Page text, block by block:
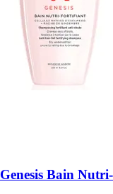
Genesis Bain